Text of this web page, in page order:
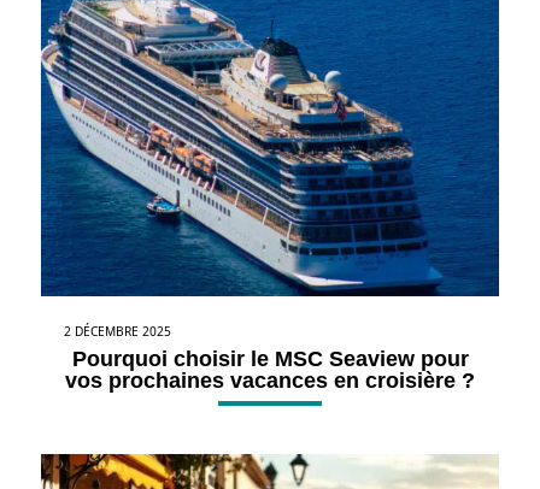
2 DÉCEMBRE 2025
Pourquoi choisir le MSC Seaview pour
vos prochaines vacances en croisière ?